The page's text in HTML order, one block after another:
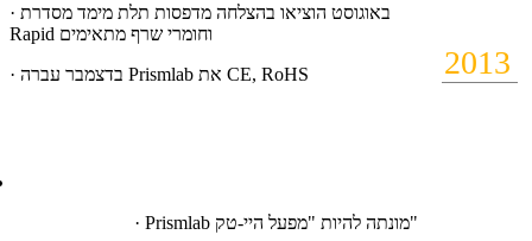
2013
· באוגוסט הוציאו בהצלחה מדפסות תלת מימד מסדרת
Rapid וחומרי שרף מתאימים
· בדצמבר עברה Prismlab את CE, RoHS
· Prismlab מונתה להיות "מפעל היי-טק"